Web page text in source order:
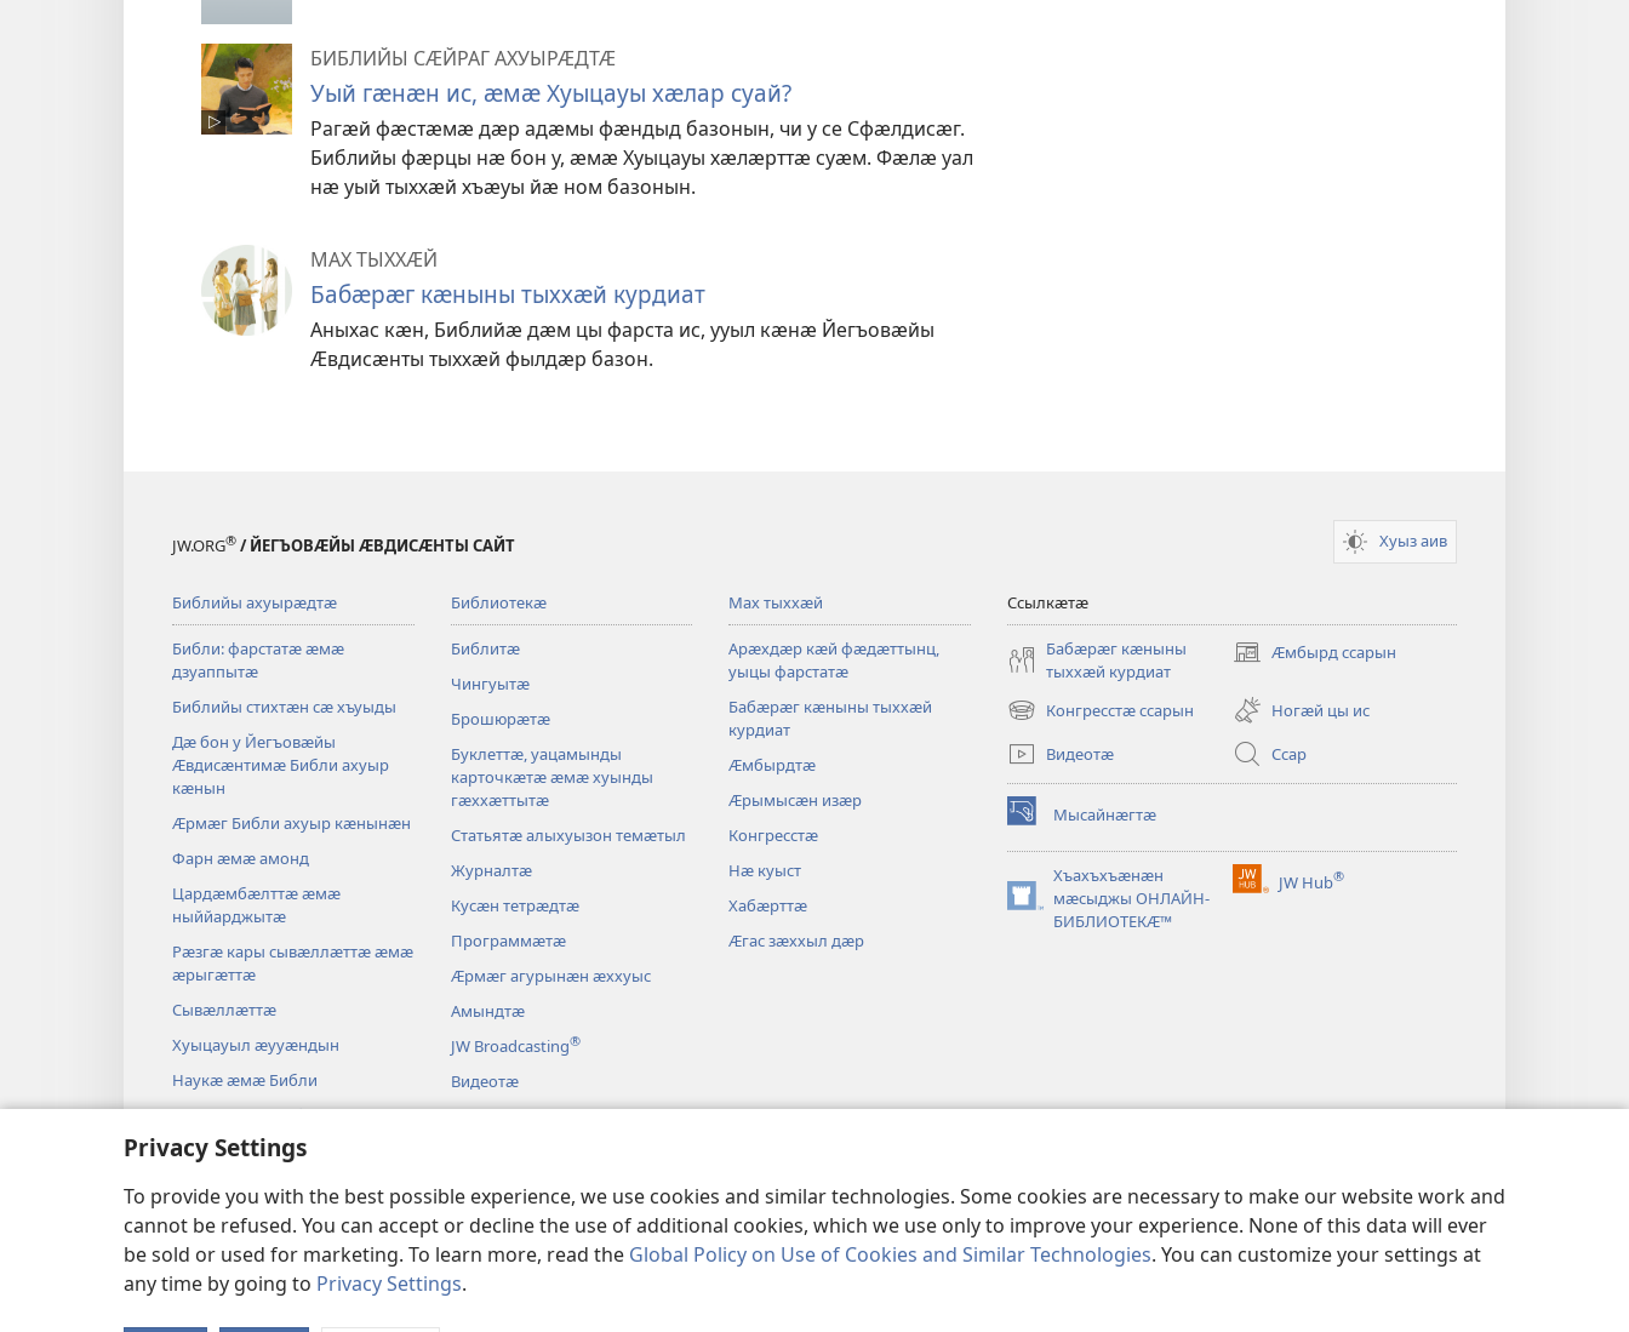
Privacy Settings
To provide you with the best possible experience, we use cookies and similar technologies. Some cookies are necessary to make our website work and
cannot be refused. You can accept or decline the use of additional cookies, which we use only to improve your experience. None of this data will ever
be sold or used for marketing. To learn more, read the Global Policy on Use of Cookies and Similar Technologies. You can customize your settings at
any time by going to Privacy Settings.
БИБЛИЙЫ СӔЙРАГ АХУЫРӔДТӔ
Уый гӕнӕн ис, ӕмӕ Хуыцауы хӕлар суай?
Рагӕй фӕстӕмӕ дӕр адӕмы фӕндыд базонын, чи у се Сфӕлдисӕг.
Библийы фӕрцы нӕ бон у, ӕмӕ Хуыцауы хӕлӕрттӕ суӕм. Фӕлӕ уал
нӕ уый тыххӕй хъӕуы йӕ ном базонын.
МАХ ТЫХХӔЙ
Бабӕрӕг кӕныны тыххӕй курдиат
Аныхас кӕн, Библийӕ дӕм цы фарста ис, ууыл кӕнӕ Йегъовӕйы
Ӕвдисӕнты тыххӕй фылдӕр базон.
JW.ORG® / ЙЕГЪОВӔЙЫ ӔВДИСӔНТЫ САЙТ Хуыз аив
Библийы ахуырӕдтӕ
Библи: фарстатӕ ӕмӕ
дзуаппытӕ
Библийы стихтӕн сӕ хъуыды
Дӕ бон у Йегъовӕйы
Ӕвдисӕнтимӕ Библи ахуыр
кӕнын
Ӕрмӕг Библи ахуыр кӕнынӕн
Фарн ӕмӕ амонд
Цардӕмбӕлттӕ ӕмӕ
ныййарджытӕ
Рӕзгӕ кары сывӕллӕттӕ ӕмӕ
ӕрыгӕттӕ
Сывӕллӕттӕ
Хуыцауыл ӕууӕндын
Наукӕ ӕмӕ Библи
Истори ӕмӕ Библи
Библиотекӕ
Библитӕ
Чингуытӕ
Брошюрӕтӕ
Буклеттӕ, уацамынды
карточкӕтӕ ӕмӕ хуынды
гӕххӕттытӕ
Статьятӕ алыхуызон темӕтыл
Журналтӕ
Кусӕн тетрӕдтӕ
Программӕтӕ
Ӕрмӕг агурынӕн ӕххуыс
Амындтӕ
JW Broadcasting®
Видеотӕ
Музыкӕ
Аудиодрамӕтӕ
Мах тыххӕй
Арӕхдӕр кӕй фӕдӕттынц,
уыцы фарстатӕ
Бабӕрӕг кӕныны тыххӕй
курдиат
Ӕмбырдтӕ
Ӕрымысӕн изӕр
Конгресстӕ
Нӕ куыст
Хабӕрттӕ
Ӕгас зӕххыл дӕр
Ссылкӕтӕ
Бабӕрӕг кӕныны
тыххӕй курдиат
Ӕмбырд ссарын
(opens
window)
Конгресстӕ ссарын
(opens
new
window)
Ногӕй цы ис
Видеотӕ
Ссар
Мысайнӕгтӕ
(opens
new
window)Хъахъхъӕнӕн
мӕсыджы ОНЛАЙН-
БИБЛИОТЕКӔ™
(opens
JW Hub®
(opens
Copyright © 2026 Watch Tower Bible and Tract Society of Pennsylvania.